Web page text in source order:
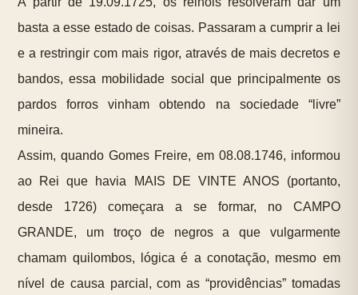
basta a esse estado de coisas. Passaram a cumprir a lei
e a restringir com mais rigor, através de mais decretos e
bandos, essa mobilidade social que principalmente os
pardos forros vinham obtendo na sociedade “livre”
mineira.
Assim, quando Gomes Freire, em 08.08.1746, informou
ao Rei que havia MAIS DE VINTE ANOS (portanto,
desde 1726) começara a se formar, no CAMPO
GRANDE, um troço de negros a que vulgarmente
chamam quilombos, lógica é a conotação, mesmo em
nível de causa parcial, com as “providências” tomadas